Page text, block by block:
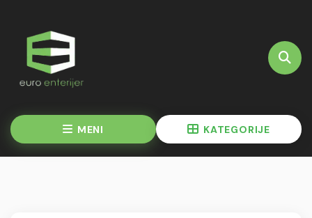
MENI KATEGORIJE